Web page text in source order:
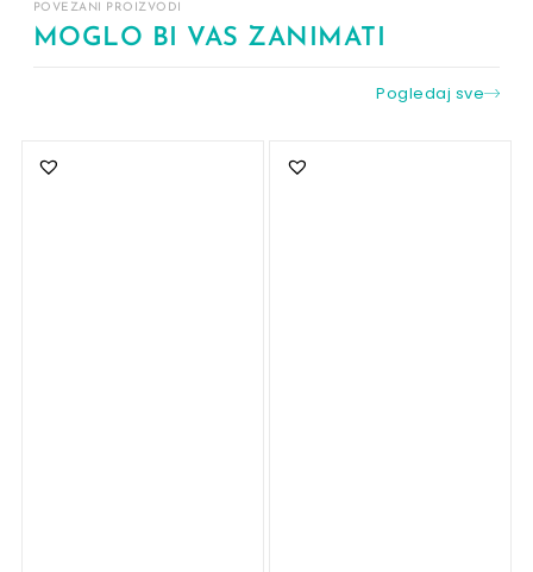
POVEZANI PROIZVODI
MOGLO BI VAS ZANIMATI
Pogledaj sve